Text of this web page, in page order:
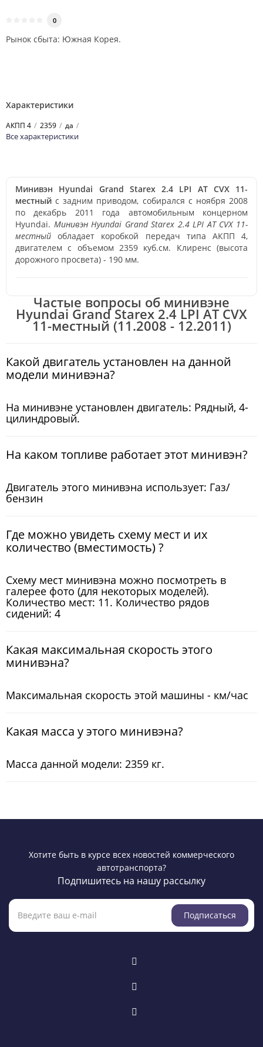
0
Рынок сбыта: Южная Корея.
Характеристики
АКПП 4 2359 да
Все характеристики
Минивэн Hyundai Grand Starex 2.4 LPI AT CVX 11-
местный с задним приводом, собирался с ноября 2008
по декабрь 2011 года автомобильным концерном
Hyundai. Минивэн Hyundai Grand Starex 2.4 LPI AT CVX 11-
местный обладает коробкой передач типа АКПП 4,
двигателем с объемом 2359 куб.см. Клиренс (высота
дорожного просвета) - 190 мм.
Частые вопросы об минивэне
Hyundai Grand Starex 2.4 LPI AT CVX
11-местный (11.2008 - 12.2011)
Какой двигатель установлен на данной
модели минивэна?
На минивэне установлен двигатель: Рядный, 4-
цилиндровый.
На каком топливе работает этот минивэн?
Двигатель этого минивэна использует: Газ/
бензин
Где можно увидеть схему мест и их
количество (вместимость) ?
Схему мест минивэна можно посмотреть в
галерее фото (для некоторых моделей).
Количество мест: 11. Количество рядов
сидений: 4
Какая максимальная скорость этого
минивэна?
Максимальная скорость этой машины - км/час
Какая масса у этого минивэна?
Масса данной модели: 2359 кг.
Хотите быть в курсе всех новостей коммерческого
автотранспорта?
Подпишитесь на нашу рассылку
Подписаться